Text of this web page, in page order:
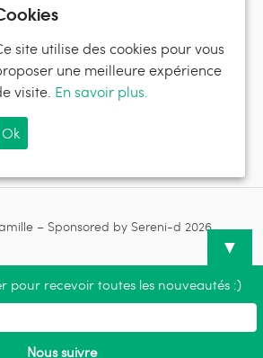
et politiques de confidentialité
Randos en Famille
Suivez Sereni-d®
– Sponsored by Sereni-d 2026
▼
pour recevoir toutes les nouveautés :)
site utilise des cookies pour vous
une meilleure expérience
visite. En savoir plus.
Ok